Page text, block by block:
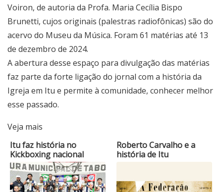
Voiron, de autoria da Profa. Maria Cecília Bispo
Brunetti, cujos originais (palestras radiofônicas) são do
acervo do Museu da Música. Foram 61 matérias até 13
de dezembro de 2024.
A abertura desse espaço para divulgação das matérias
faz parte da forte ligação do jornal com a história da
Igreja em Itu e permite à comunidade, conhecer melhor
esse passado.
Veja mais
Itu faz história no
Kickboxing nacional
Roberto Carvalho e a
história de Itu